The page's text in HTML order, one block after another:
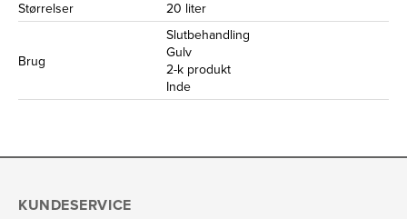
Størrelser 20 liter
Brug
Slutbehandling
Gulv
2-k produkt
Inde
KUNDESERVICE